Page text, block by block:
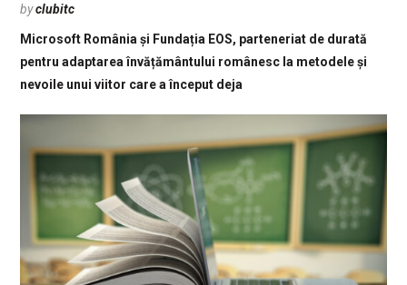
byclubitc
Microsoft România și Fundația EOS, parteneriat de durată
pentru adaptarea învățământului românesc la metodele și
nevoile unui viitor care a început deja